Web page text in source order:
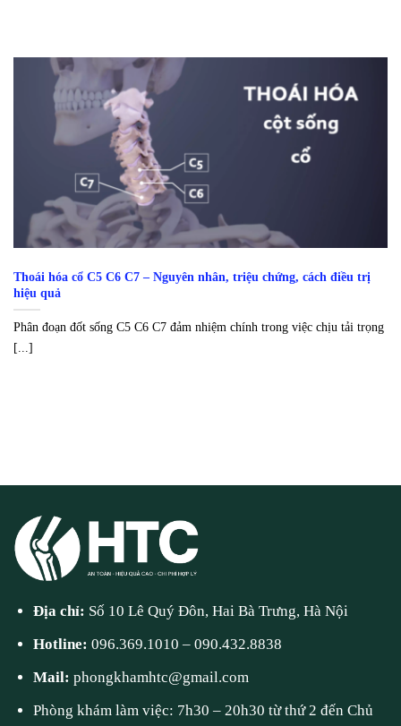
Thoái hóa cổ C5 C6 C7 – Nguyên nhân, triệu chứng, cách điều trị
hiệu quả
Phân đoạn đốt sống C5 C6 C7 đảm nhiệm chính trong việc chịu tải trọng
[...]
Địa chỉ: Số 10 Lê Quý Đôn, Hai Bà Trưng, Hà Nội
Hotline:096.369.1010 –090.432.8838
Mail:phongkhamhtc@gmail.com
Phòng khám làm việc: 7h30 – 20h30 từ thứ 2 đến Chủ